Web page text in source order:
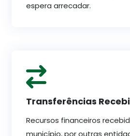
espera arrecadar.
Transferências
Recursos financeiros
município, por outras